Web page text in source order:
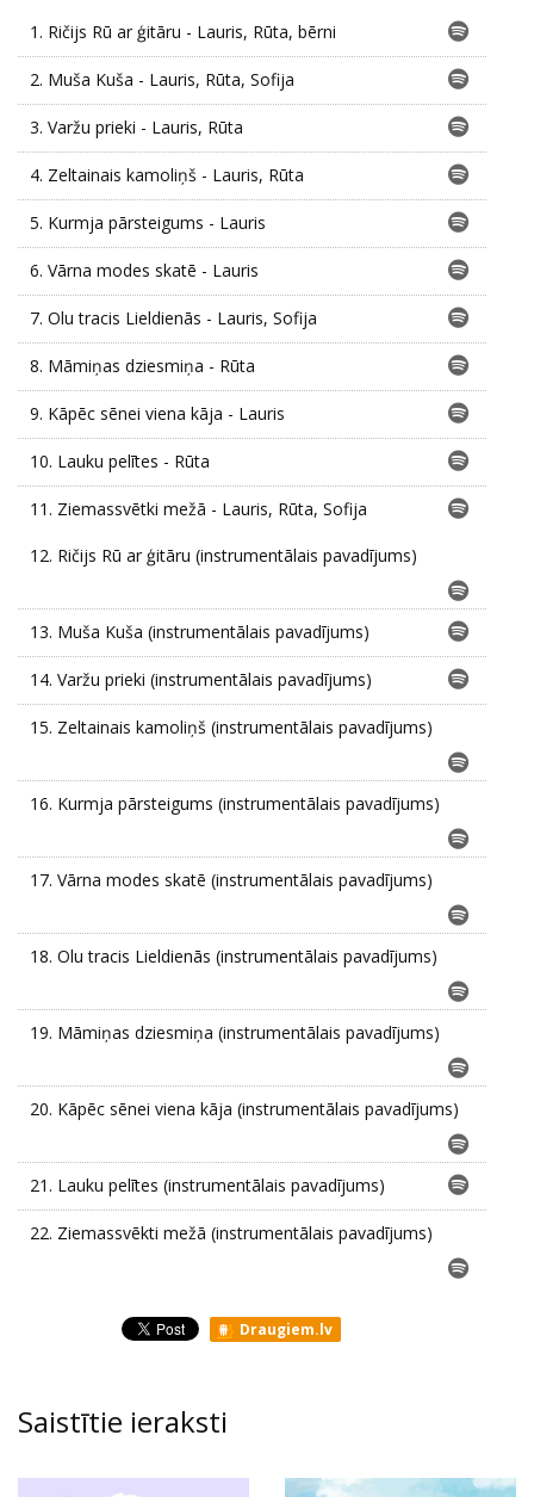
1. Ričijs Rū ar ģitāru - Lauris, Rūta, bērni
2. Muša Kuša - Lauris, Rūta, Sofija
3. Varžu prieki - Lauris, Rūta
4. Zeltainais kamoliņš - Lauris, Rūta
5. Kurmja pārsteigums - Lauris
6. Vārna modes skatē - Lauris
7. Olu tracis Lieldienās - Lauris, Sofija
8. Māmiņas dziesmiņa - Rūta
9. Kāpēc sēnei viena kāja - Lauris
10. Lauku pelītes - Rūta
11. Ziemassvētki mežā - Lauris, Rūta, Sofija
12. Ričijs Rū ar ģitāru (instrumentālais pavadījums)
13. Muša Kuša (instrumentālais pavadījums)
14. Varžu prieki (instrumentālais pavadījums)
15. Zeltainais kamoliņš (instrumentālais pavadījums)
16. Kurmja pārsteigums (instrumentālais pavadījums)
17. Vārna modes skatē (instrumentālais pavadījums)
18. Olu tracis Lieldienās (instrumentālais pavadījums)
19. Māmiņas dziesmiņa (instrumentālais pavadījums)
20. Kāpēc sēnei viena kāja (instrumentālais pavadījums)
21. Lauku pelītes (instrumentālais pavadījums)
22. Ziemassvēkti mežā (instrumentālais pavadījums)
Draugiem.lv
Saistītie ieraksti